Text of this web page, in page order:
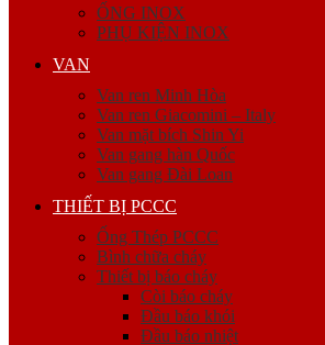
ỐNG INOX
PHỤ KIỆN INOX
VAN
Van ren Minh Hòa
Van ren Giacomini – Italy
Van mặt bích Shin Yi
Van gang hàn Quốc
Van gang Đài Loan
THIẾT BỊ PCCC
Ống Thép PCCC
Bình chữa cháy
Thiết bị báo cháy
Còi báo cháy
Đầu báo khói
Đầu báo nhiệt